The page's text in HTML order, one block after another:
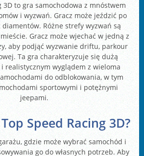
3D to gra samochodowa z mnóstwem
i wyzwań. Gracz może jeździć po
diamentów. Różne strefy wyzwań są
Gracz może wjechać w jedną z
aby podjąć wyzwanie driftu, parkour
Ta gra charakteryzuje się dużą
realistycznym wyglądem z wieloma
do odblokowania, w tym
sportowymi i potężnymi
jeepami.
Speed Racing 3D?
gdzie może wybrać samochód i
go do własnych potrzeb. Aby